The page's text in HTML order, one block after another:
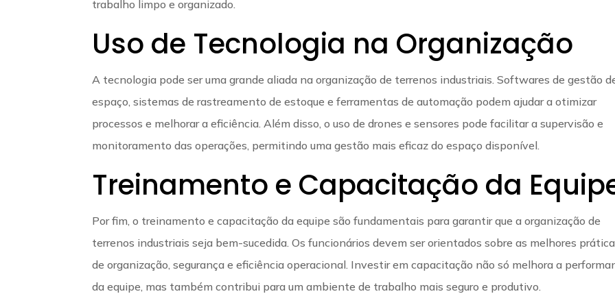
trabalho limpo e organizado.
Uso de Tecnologia na Organização
A tecnologia pode ser uma grande aliada na organização de terrenos industriais. Softwares de gestão
espaço, sistemas de rastreamento de estoque e ferramentas de automação podem ajudar a otimizar
processos e melhorar a eficiência. Além disso, o uso de drones e sensores pode facilitar a supervisão e
monitoramento das operações, permitindo uma gestão mais eficaz do espaço disponível.
Treinamento e Capacitação da
Por fim, o treinamento e capacitação da equipe são fundamentais para garantir que a organização de
terrenos industriais seja bem-sucedida. Os funcionários devem ser orientados sobre as melhores
de organização, segurança e eficiência operacional. Investir em capacitação não só melhora a
da equipe, mas também contribui para um ambiente de trabalho mais seguro e produtivo.